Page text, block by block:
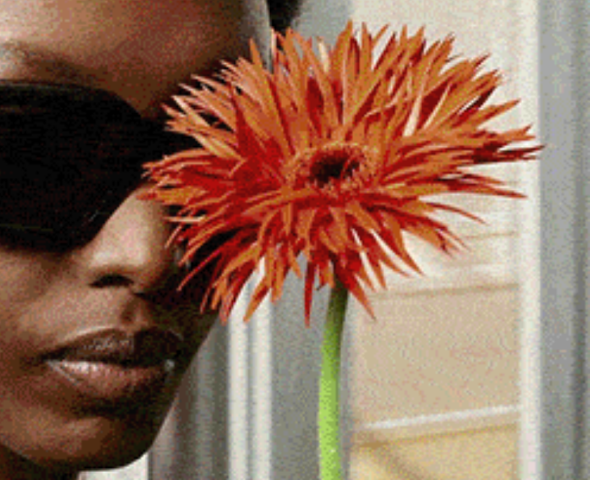
rimozione di alberi
Comandi dei Vigili del
ai danni causati dal
oltre 140 km/h, su tutta la
con la rimozione di parti